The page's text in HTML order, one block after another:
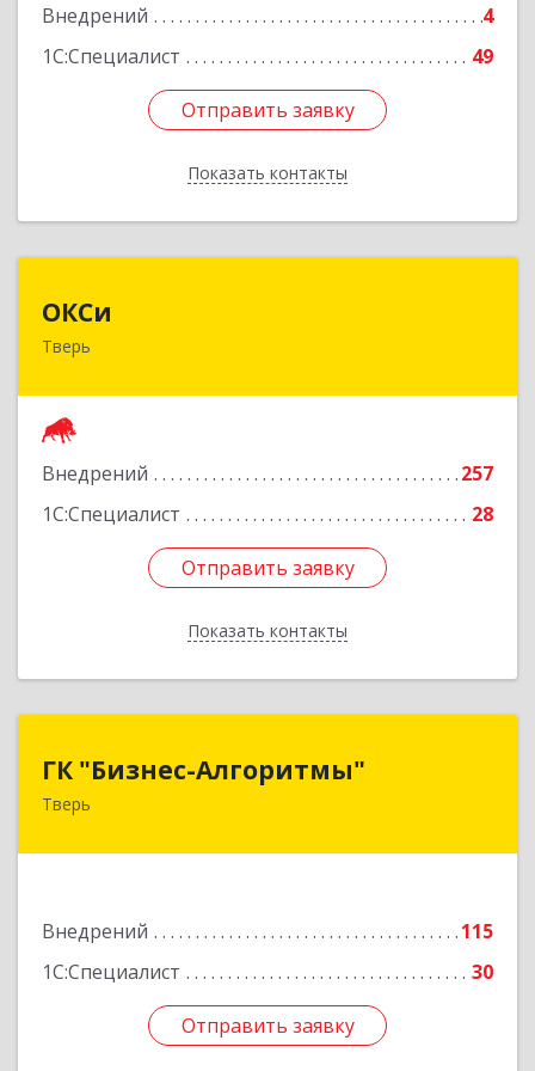
Внедрений
4
1С:Специалист
49
Отправить заявку
Показать контакты
Отправить заявку
Назад
ОКСи
Тверь
Внедрений
257
1С:Специалист
28
Отправить заявку
Показать контакты
170100, Тверская обл, Тверь г, Трехсвятская ул,
Отправить заявку
Назад
ГК "Бизнес-Алгоритмы"
Тверь
Внедрений
115
1С:Специалист
30
Отправить заявку
170006, Тверская обл, Тверь г, Брагина ул, дом
Отправить заявку